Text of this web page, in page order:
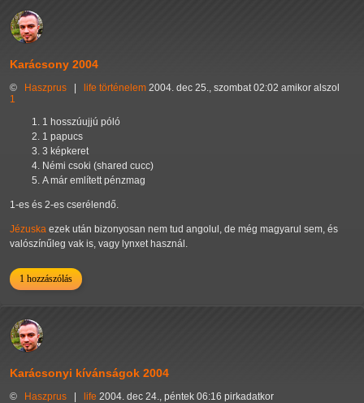
Karácsony 2004
© Haszprus life történelem 2004. dec 25., szombat 02:02 amikor alszol
1
1 hosszúujjú póló
1 papucs
3 képkeret
Némi csoki (shared cucc)
A már említett pénzmag
1-es és 2-es cserélendő.
Jézuska ezek után bizonyosan nem tud angolul, de még magyarul sem, és
valószínűleg vak is, vagy lynxet használ.
1 hozzászólás
Karácsonyi kívánságok 2004
© Haszprus life 2004. dec 24., péntek 06:16 pirkadatkor